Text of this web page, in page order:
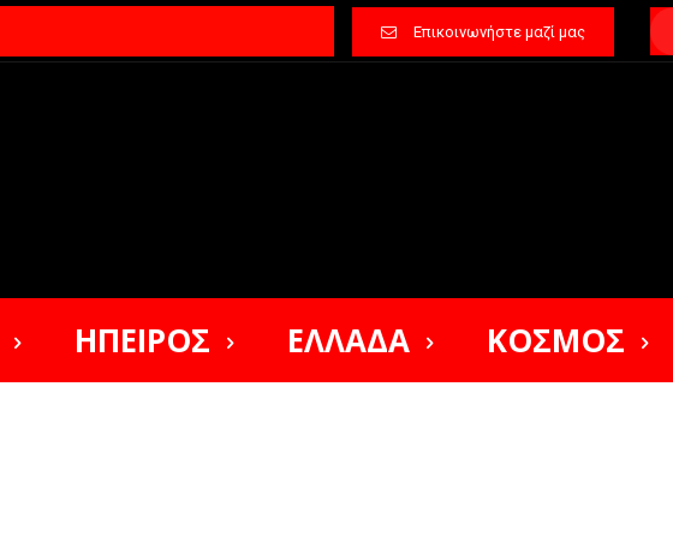
Επικοινωνήστε μαζί μας
ΗΠΕΙΡΟΣ ΕΛΛΑΔΑ ΚΟΣΜΟΣ